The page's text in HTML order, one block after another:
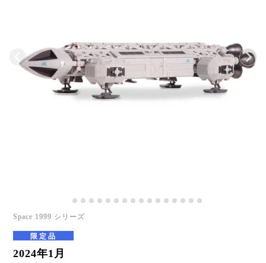
Space 1999 シリーズ
限定品
2024年1月